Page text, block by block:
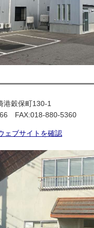
港穀保町130-1
FAX:018-880-5360
ェブサイトを確認